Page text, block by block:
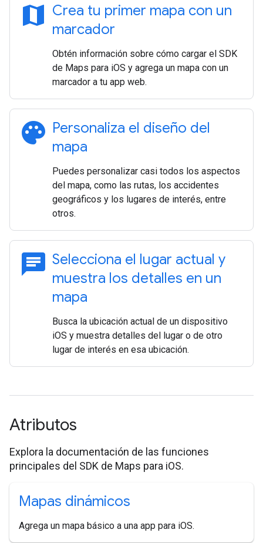
map Crea tu primer mapa con un
marcador
Obtén información sobre cómo cargar el SDK
de Maps para iOS y agrega un mapa con un
marcador a tu app web.
palette Personaliza el diseño del
mapa
Puedes personalizar casi todos los aspectos
del mapa, como las rutas, los accidentes
geográficos y los lugares de interés, entre
otros.
chat Selecciona el lugar actual y
muestra los detalles en un
mapa
Busca la ubicación actual de un dispositivo
iOS y muestra detalles del lugar o de otro
lugar de interés en esa ubicación.
Atributos
Explora la documentación de las funciones
principales del SDK de Maps para iOS.
Mapas dinámicos
Agrega un mapa básico a una app para iOS.